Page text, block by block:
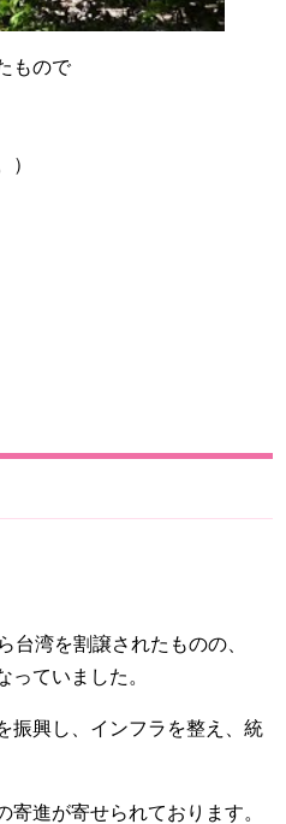
もので
）
台湾を割譲されたものの、
っていました。
振興し、インフラを整え、統
進が寄せられております。